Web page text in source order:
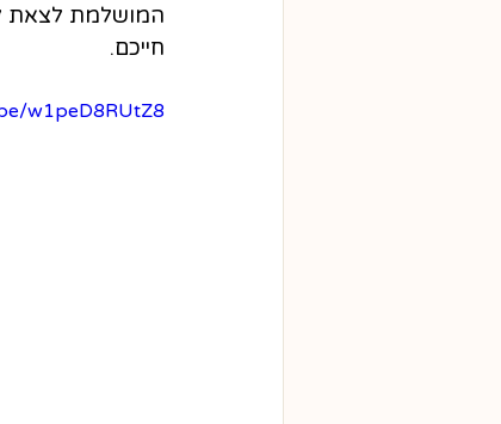
המושלמת לצאת
חייכם.
w1peD8RUtZ8